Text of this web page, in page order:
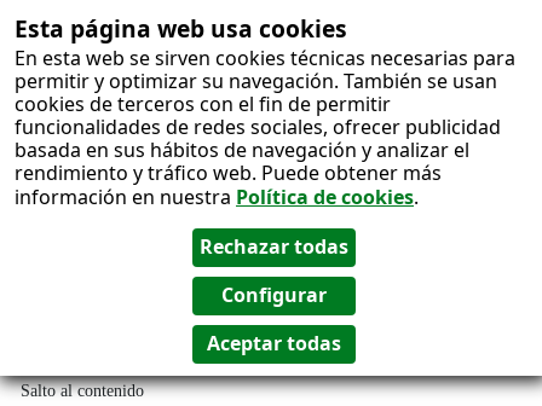
Esta página web usa cookies
En esta web se sirven cookies técnicas necesarias para
permitir y optimizar su navegación. También se usan
cookies de terceros con el fin de permitir
funcionalidades de redes sociales, ofrecer publicidad
basada en sus hábitos de navegación y analizar el
rendimiento y tráfico web. Puede obtener más
información en nuestra Política de cookies.
Salto al contenido